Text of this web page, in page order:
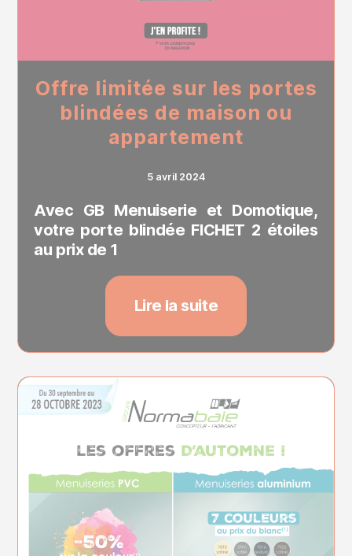
Offre limitée sur les portes
blindées de maison ou
appartement
5 avril 2024
Avec GB Menuiserie et Domotique,
votre porte blindée FICHET 2 étoiles
au prix de 1
Lire la suite